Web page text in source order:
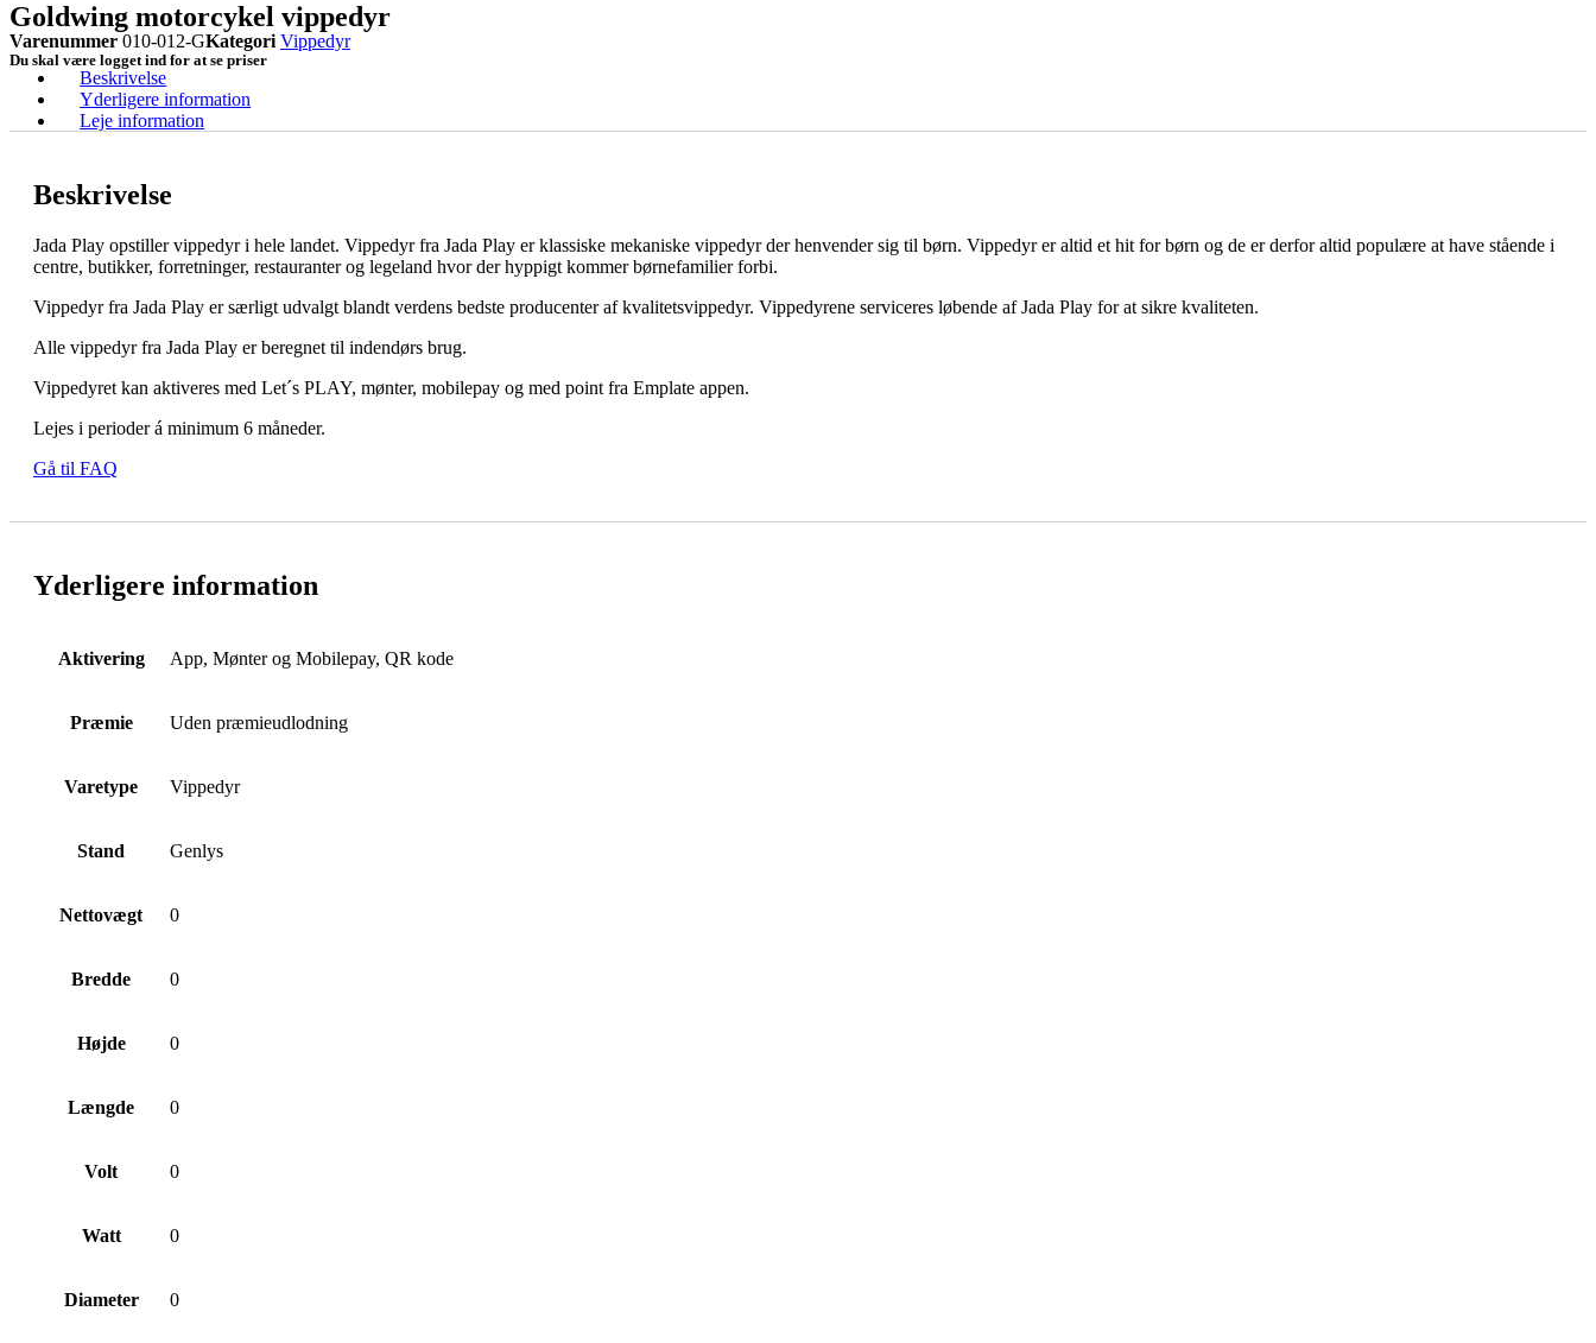
Goldwing motorcykel vippedyr
Varenummer 010-012-GKategori Vippedyr
Du skal være logget ind for at se priser
Beskrivelse
Yderligere information
Leje information
Beskrivelse
Jada Play opstiller vippedyr i hele landet. Vippedyr fra Jada Play er klassiske mekaniske vippedyr der henvender sig til børn. Vippedyr er altid et hit for børn og de er derfor altid populære at have stående i
centre, butikker, forretninger, restauranter og legeland hvor der hyppigt kommer børnefamilier forbi.
Vippedyr fra Jada Play er særligt udvalgt blandt verdens bedste producenter af kvalitetsvippedyr. Vippedyrene serviceres løbende af Jada Play for at sikre kvaliteten.
Alle vippedyr fra Jada Play er beregnet til indendørs brug.
Vippedyret kan aktiveres med Let´s PLAY, mønter, mobilepay og med point fra Emplate appen.
Lejes i perioder á minimum 6 måneder.
Gå til FAQ
Yderligere information
Aktivering App, Mønter og Mobilepay, QR kode
Præmie Uden præmieudlodning
Varetype Vippedyr
Stand Genlys
Nettovægt 0
Bredde 0
Højde 0
Længde 0
Volt 0
Watt 0
Diameter 0